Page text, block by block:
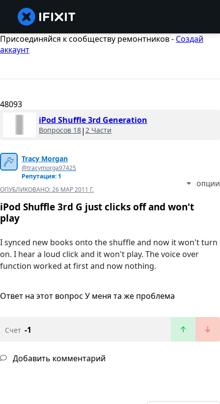
Присоединяйся к сообществу ремонтников - Создай
аккаунт
48093
iPod Shuffle 3rd Generation
Вопросов 18| 2 Части
Tracy Morgan
@tracymorga97425
Репутация: 1
ОПУБЛИКОВАНО:26 МАР 2011 Г.
ОПЦИИ
iPod Shuffle 3rd G just clicks off and won't
play
I synced new books onto the shuffle and now it won't turn
on. I hear a loud click and it won't play. The voice over
function worked at first and now nothing.
Ответ на этот вопрос У меня та же проблема
Счет -1
Добавить комментарий